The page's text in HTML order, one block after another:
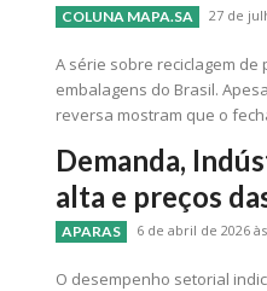
COLUNA MAPA.SA 27 de
A série sobre reciclagem
embalagens do Brasil.
reversa mostram que o
Demanda,
alta e preços
APARAS 6 de abril de 2026
O desempenho setorial